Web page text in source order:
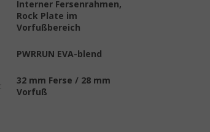
Interner Fersenrahmen,
Rock Plate im
Vorfußbereich
PWRRUN EVA-blend
:
32 mm Ferse / 28 mm
Vorfuß